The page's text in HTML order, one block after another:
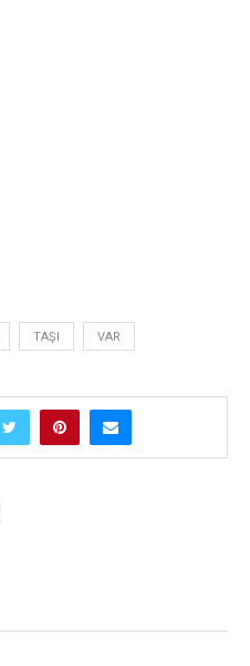
TAŞI VAR